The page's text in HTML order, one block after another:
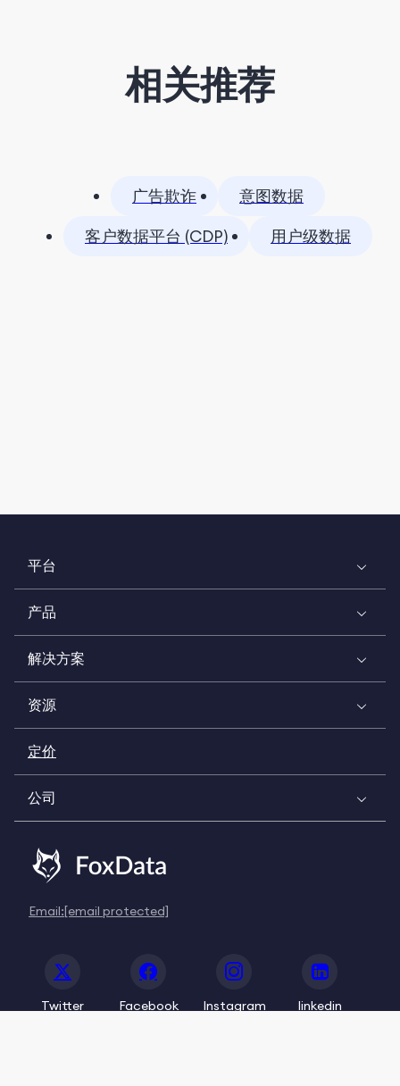
相关推荐
广告欺诈
意图数据
客户数据平台 (CDP)
用户级数据
平台
产品
解决方案
资源
定价
公司
Email:[email protected]
Twitter Facebook Instagram linkedin